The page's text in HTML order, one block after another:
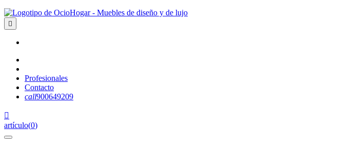

Profesionales
Contacto
call900649209

artículo(0)